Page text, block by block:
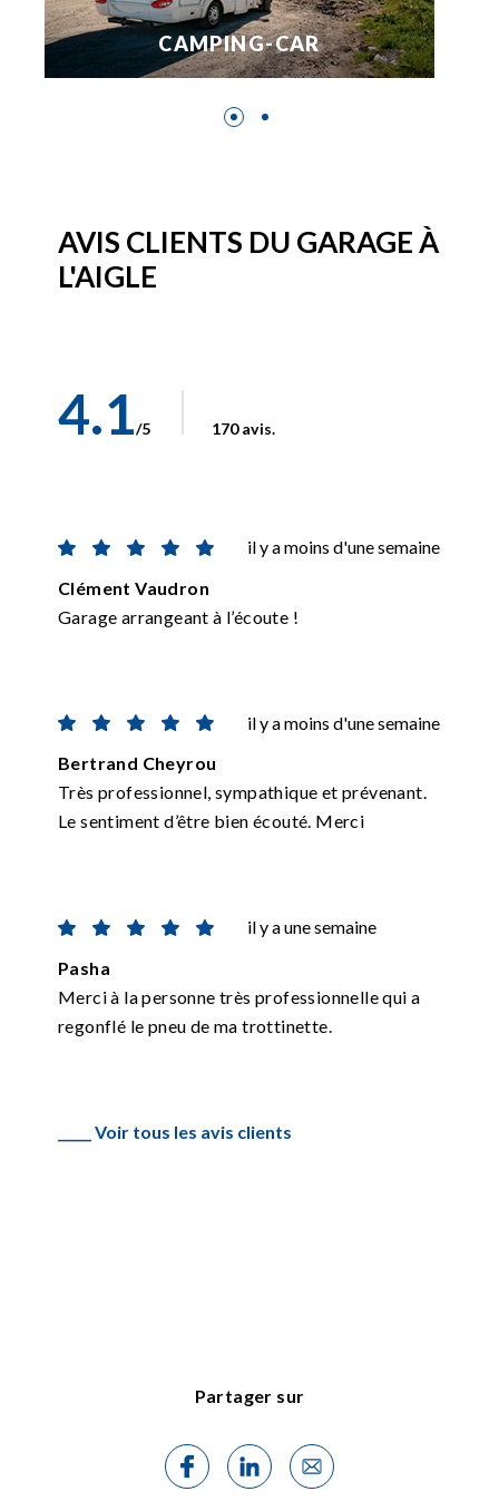
CAMPING-CAR
AVIS CLIENTS DU GARAGE À
L'AIGLE
4.1/5 170 avis.
il y a moins d'une semaine
Clément Vaudron
Garage arrangeant à l’écoute !
il y a moins d'une semaine
Bertrand Cheyrou
Très professionnel, sympathique et prévenant.
Le sentiment d’être bien écouté. Merci
il y a une semaine
Pasha
Merci à la personne très professionnelle qui a
regonflé le pneu de ma trottinette.
_____ Voir tous les avis clients
Partager sur